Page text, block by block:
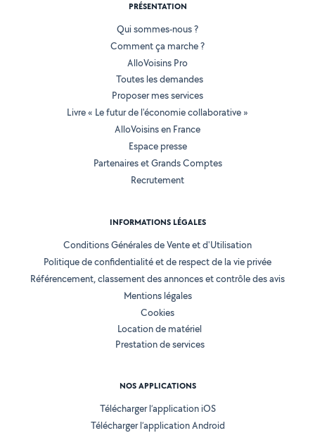
PRÉSENTATION
Qui sommes-nous ?
Comment ça marche ?
AlloVoisins Pro
Toutes les demandes
Proposer mes services
Livre « Le futur de l'économie collaborative »
AlloVoisins en France
Espace presse
Partenaires et Grands Comptes
Recrutement
INFORMATIONS LÉGALES
Conditions Générales de Vente et d'Utilisation
Politique de confidentialité et de respect de la vie privée
Référencement, classement des annonces et contrôle des avis
Mentions légales
Cookies
Location de matériel
Prestation de services
NOS APPLICATIONS
Télécharger l’application iOS
Télécharger l’application Android